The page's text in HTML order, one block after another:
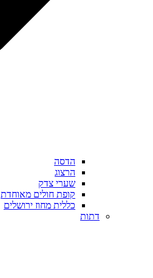
הדסה
הרצוג
שערי צדק
קופת חולים מאוחדת
כללית מחוז ירושלים
דתות